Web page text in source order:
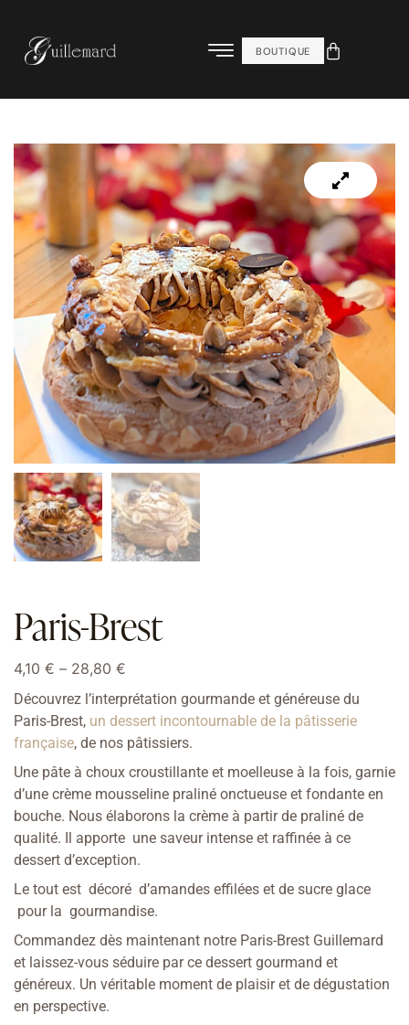
BOUTIQUE
Paris-Brest
4,10 € – 28,80 €
Découvrez l’interprétation gourmande et généreuse du
Paris-Brest, un dessert incontournable de la pâtisserie
française, de nos pâtissiers.
Une pâte à choux croustillante et moelleuse à la fois, garnie
d’une crème mousseline praliné onctueuse et fondante en
bouche. Nous élaborons la crème à partir de praliné de
qualité. Il apporte une saveur intense et raffinée à ce
dessert d’exception.
Le tout est décoré d’amandes effilées et de sucre glace
pour la gourmandise.
Commandez dès maintenant notre Paris-Brest Guillemard
et laissez-vous séduire par ce dessert gourmand et
généreux. Un véritable moment de plaisir et de dégustation
en perspective.